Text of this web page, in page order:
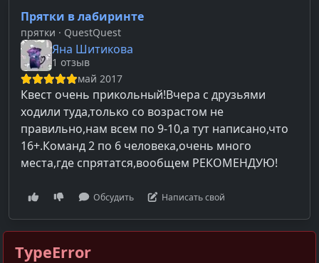
Прятки в лабиринте
прятки · QuestQuest
Яна Шитикова
1 отзыв
май 2017
Квест очень прикольный!Вчера с друзьями
ходили туда,только со возрастом не
правильно,нам всем по 9-10,а тут написано,что
16+.Команд 2 по 6 человека,очень много
места,где спрятатся,вообщем РЕКОМЕНДУЮ!
Обсудить Написать свой
TypeError